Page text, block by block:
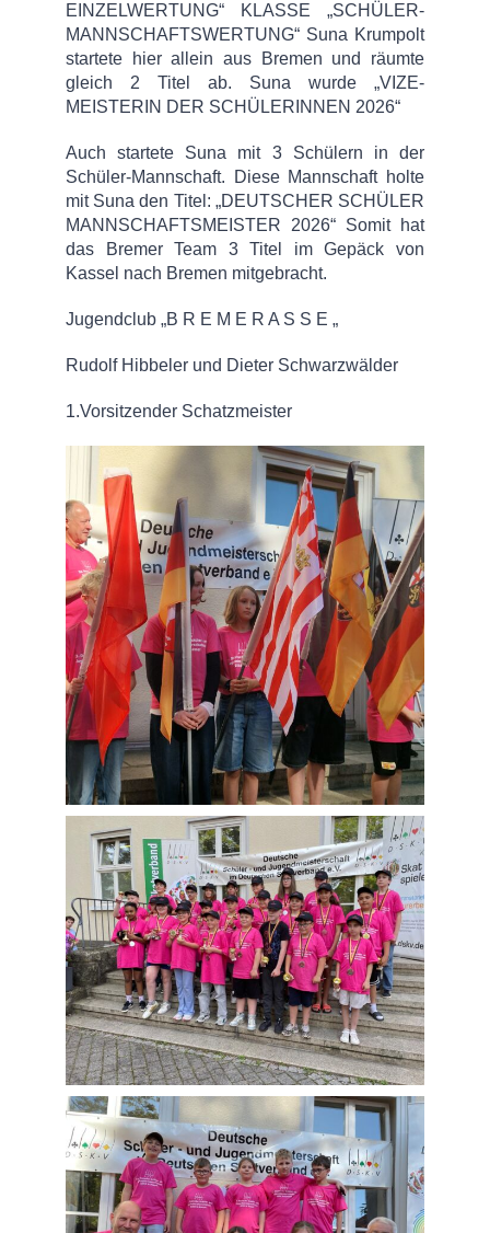
EINZELWERTUNG“ KLASSE „SCHÜLER-
MANNSCHAFTSWERTUNG“ Suna Krumpolt
startete hier allein aus Bremen und räumte
gleich 2 Titel ab. Suna wurde „VIZE-
MEISTERIN DER SCHÜLERINNEN 2026“
Auch startete Suna mit 3 Schülern in der
Schüler-Mannschaft. Diese Mannschaft holte
mit Suna den Titel: „DEUTSCHER SCHÜLER
MANNSCHAFTSMEISTER 2026“ Somit hat
das Bremer Team 3 Titel im Gepäck von
Kassel nach Bremen mitgebracht.
Jugendclub „B R E M E R A S S E „
Rudolf Hibbeler und Dieter Schwarzwälder
1.Vorsitzender Schatzmeister